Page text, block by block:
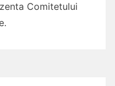
Comitetului